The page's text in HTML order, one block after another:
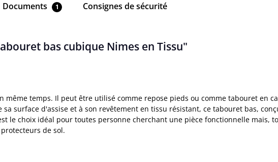
Documents 1 Consignes de sécurité
bas cubique Nimes en Tissu"
temps. Il peut être utilisé comme repose pieds ou comme tabouret en
surface d'assise et à son revêtement en tissu résistant, ce tabouret bas,
le choix idéal pour toutes personne cherchant une pièce fonctionnelle mais,
de sol.